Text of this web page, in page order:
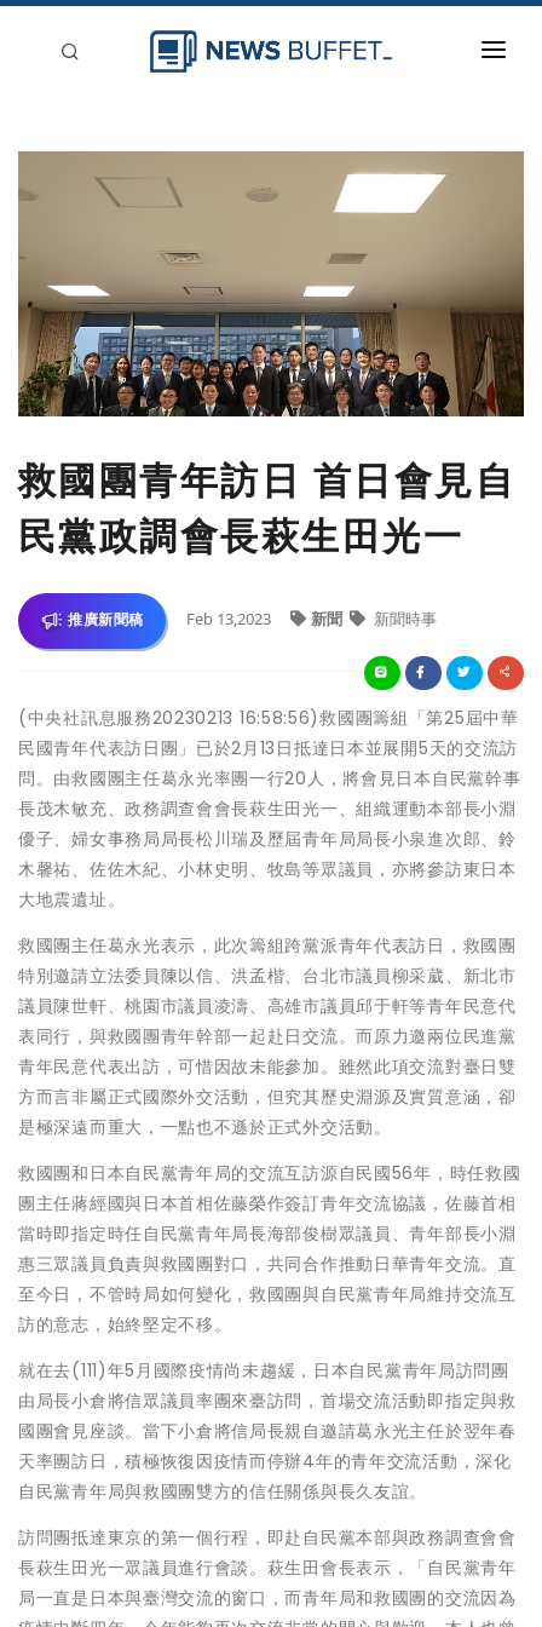
救國團青年訪日 首日會見自
民黨政調會長萩生田光一
推廣新聞稿 Feb 13,2023 新聞 新聞時事
(中央社訊息服務20230213 16:58:56)救國團籌組「第25屆中華
民國青年代表訪日團」已於2月13日抵達日本並展開5天的交流訪
問。由救國團主任葛永光率團一行20人，將會見日本自民黨幹事
長茂木敏充、政務調查會會長萩生田光一、組織運動本部長小淵
優子、婦女事務局局長松川瑞及歷屆青年局局長小泉進次郎、鈴
木馨祐、佐佐木紀、小林史明、牧島等眾議員，亦將參訪東日本
大地震遺址。
救國團主任葛永光表示，此次籌組跨黨派青年代表訪日，救國團
特別邀請立法委員陳以信、洪孟楷、台北市議員柳采葳、新北市
議員陳世軒、桃園市議員凌濤、高雄市議員邱于軒等青年民意代
表同行，與救國團青年幹部一起赴日交流。而原力邀兩位民進黨
青年民意代表出訪，可惜因故未能參加。雖然此項交流對臺日雙
方而言非屬正式國際外交活動，但究其歷史淵源及實質意涵，卻
是極深遠而重大，一點也不遜於正式外交活動。
救國團和日本自民黨青年局的交流互訪源自民國56年，時任救國
團主任蔣經國與日本首相佐藤榮作簽訂青年交流協議，佐藤首相
當時即指定時任自民黨青年局長海部俊樹眾議員、青年部長小淵
惠三眾議員負責與救國團對口，共同合作推動日華青年交流。直
至今日，不管時局如何變化，救國團與自民黨青年局維持交流互
訪的意志，始終堅定不移。
就在去(111)年5月國際疫情尚未趨緩，日本自民黨青年局訪問團
由局長小倉將信眾議員率團來臺訪問，首場交流活動即指定與救
國團會見座談。當下小倉將信局長親自邀請葛永光主任於翌年春
天率團訪日，積極恢復因疫情而停辦4年的青年交流活動，深化
自民黨青年局與救國團雙方的信任關係與長久友誼。
訪問團抵達東京的第一個行程，即赴自民黨本部與政務調查會會
長萩生田光一眾議員進行會談。萩生田會長表示，「自民黨青年
局一直是日本與臺灣交流的窗口，而青年局和救國團的交流因為